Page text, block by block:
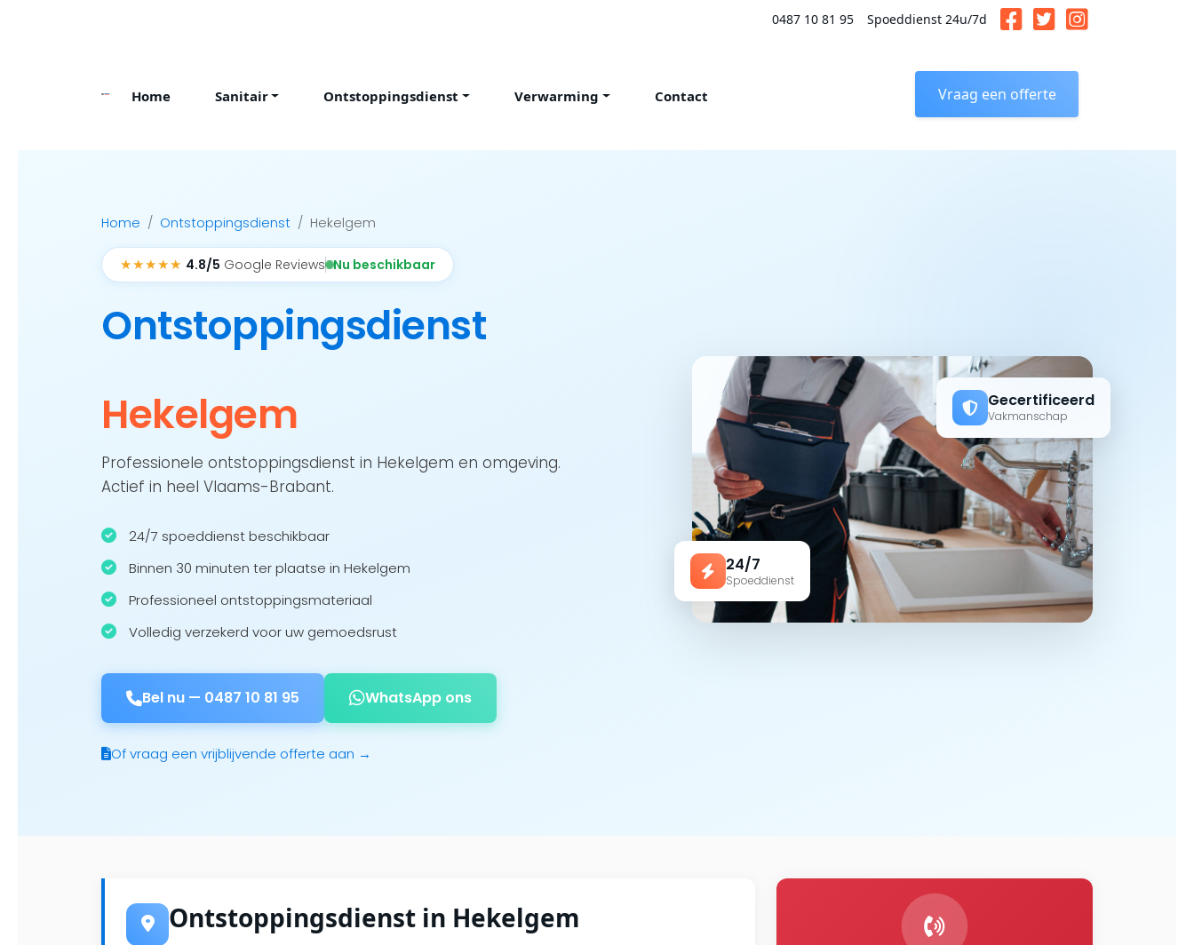
0487 10 81 95 Spoeddienst 24u/7d
Home Sanitair Ontstoppingsdienst Verwarming Contact Vraag een offerte
Home Ontstoppingsdienst Hekelgem
★★★★★ 4.8/5 Google Reviews Nu beschikbaar
Ontstoppingsdienst
Hekelgem
Professionele ontstoppingsdienst in Hekelgem en omgeving.
Actief in heel Vlaams-Brabant.
24/7 spoeddienst beschikbaar
Binnen 30 minuten ter plaatse in Hekelgem
Professioneel ontstoppingsmateriaal
Volledig verzekerd voor uw gemoedsrust
Bel nu — 0487 10 81 95 WhatsApp ons
Of vraag een vrijblijvende offerte aan →
24/7
Spoeddienst
Gecertificeerd
Vakmanschap
Ontstoppingsdienst in Hekelgem